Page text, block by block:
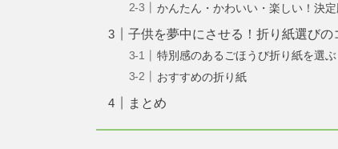
かんたん・かわいい・楽しい！決
子供を夢中にさせる！折り紙選びの
特別感のあるごほうび折り紙を選ぶ
おすすめの折り紙
まとめ